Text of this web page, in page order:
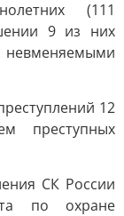
(111
9 из них
12
преступных
СК России
по охране